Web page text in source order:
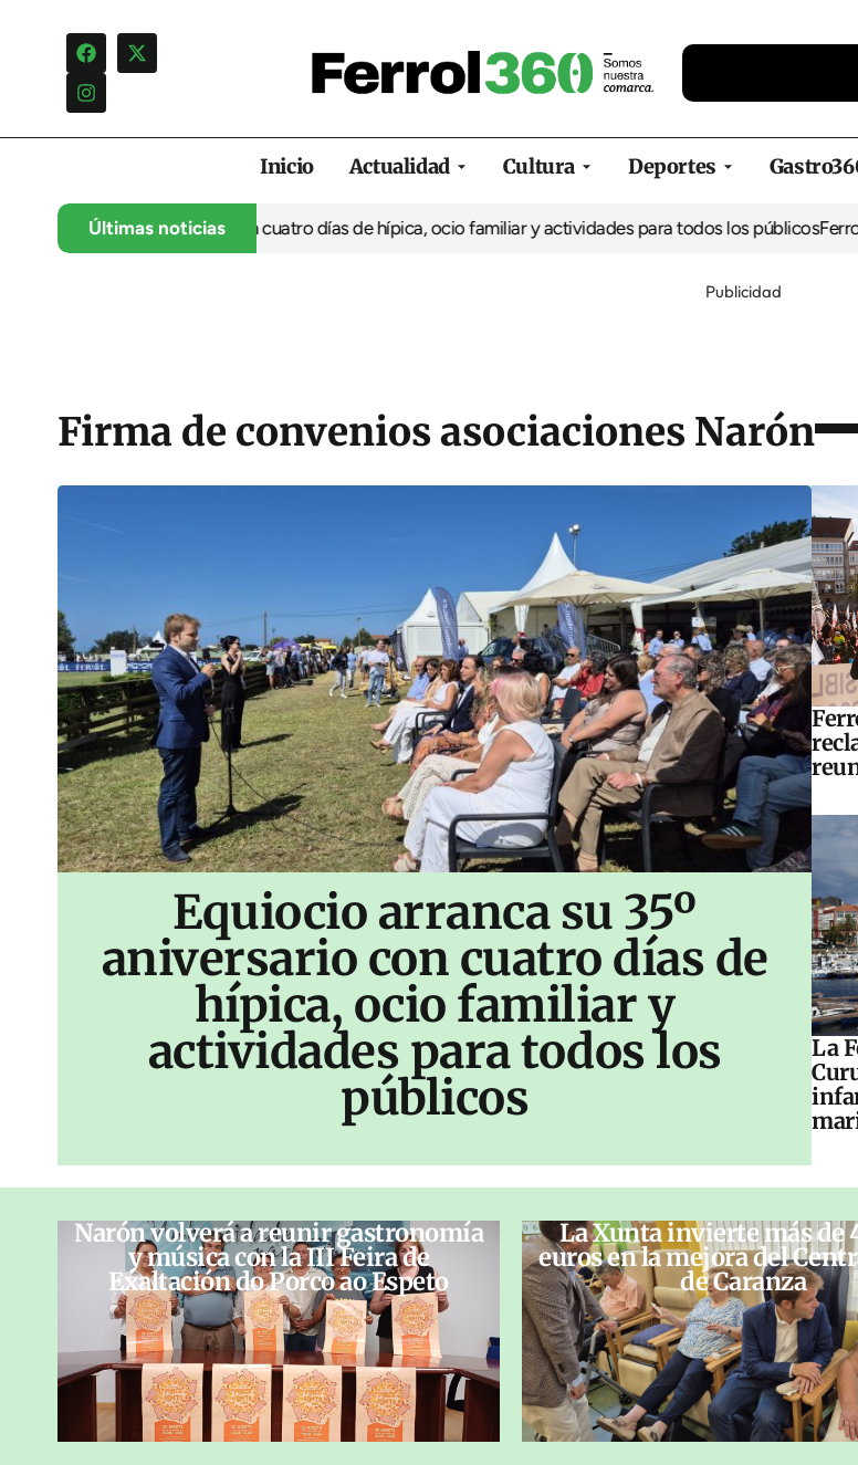
Inicio Actualidad Cultura Deportes
Últimas noticias
su 35º aniversario con cuatro días de hípica, ocio familiar y actividades para todos los públicosFerrolterra
Publicidad
Firma de convenios asociaciones Narón
Equiocio arranca su 35º
aniversario con cuatro días de
hípica, ocio familiar y
actividades para todos los
públicos
La
Narón volverá a reunir gastronomía
y música con la III Feira de
Exaltación do Porco ao Espeto
La Xunta invierte más de
euros en la mejora del
de Caranza